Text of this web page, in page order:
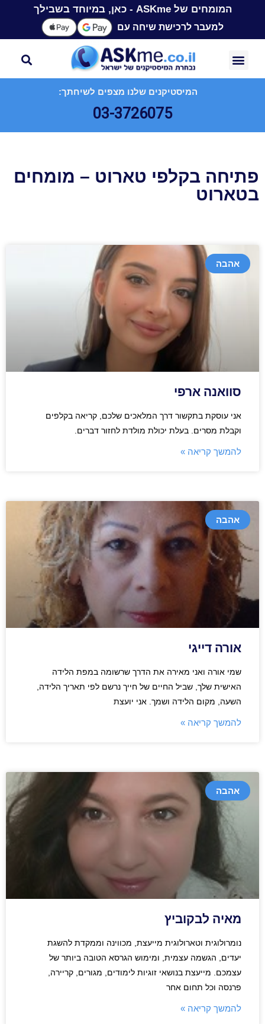
המומחים של ASKme - כאן, במיוחד בשבילך
למעבר לרכישת שיחה עם
המיסטיקנים שלנו מצפים לשיחתך:
03-3726075
פתיחה בקלפי טארוט – מומחים
בטארוט
אהבה
סוואנה ארפי
אני עוסקת בתקשור דרך המלאכים שלכם, קריאה בקלפים
וקבלת מסרים. בעלת יכולת מולדת לחזור דברים.
להמשך קריאה »
אהבה
אורה דייגי
שמי אורה ואני מאירה את הדרך שרשומה במפת הלידה
האישית שלך, שביל החיים של חייך נרשם לפי תאריך הלידה,
השעה, מקום הלידה ושמך. אני יועצת
להמשך קריאה »
אהבה
מאיה לבקוביץ
נומרולוגית וטארולוגית מייעצת, מכווינה וממקדת להשגת
יעדים, הגשמה עצמית, ומימוש הגרסא הטובה ביותר של
עצמכם. מייעצת בנושאי זוגיות לימודים, מגורים, קריירה,
פרנסה וכל תחום אחר
להמשך קריאה »